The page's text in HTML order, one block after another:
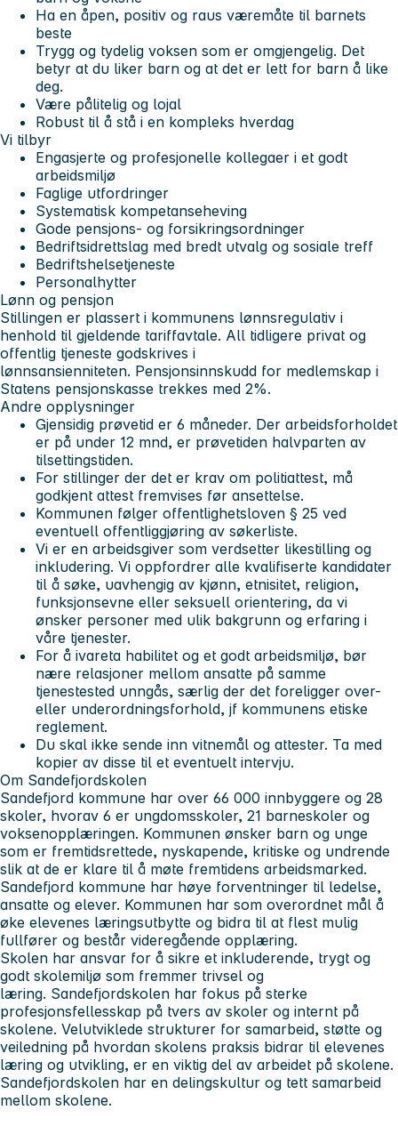
Ha en åpen, positiv og raus væremåte til barnets
beste
Trygg og tydelig voksen som er omgjengelig. Det
betyr at du liker barn og at det er lett for barn å like
deg.
Være pålitelig og lojal
Robust til å stå i en kompleks hverdag
Vi tilbyr
Engasjerte og profesjonelle kollegaer i et godt
arbeidsmiljø
Faglige utfordringer
Systematisk kompetanseheving
Gode pensjons- og forsikringsordninger
Bedriftsidrettslag med bredt utvalg og sosiale treff
Bedriftshelsetjeneste
Personalhytter
Lønn og pensjon
Stillingen er plassert i kommunens lønnsregulativ i
henhold til gjeldende tariffavtale. All tidligere privat og
offentlig tjeneste godskrives i
lønnsansienniteten. Pensjonsinnskudd for medlemskap i
Statens pensjonskasse trekkes med 2%.
Andre opplysninger
Gjensidig prøvetid er 6 måneder. Der arbeidsforholdet
er på under 12 mnd, er prøvetiden halvparten av
tilsettingstiden.
For stillinger der det er krav om politiattest, må
godkjent attest fremvises før ansettelse.
Kommunen følger offentlighetsloven § 25 ved
eventuell offentliggjøring av søkerliste.
Vi er en arbeidsgiver som verdsetter likestilling og
inkludering. Vi oppfordrer alle kvalifiserte kandidater
til å søke, uavhengig av kjønn, etnisitet, religion,
funksjonsevne eller seksuell orientering, da vi
ønsker personer med ulik bakgrunn og erfaring i
våre tjenester.
For å ivareta habilitet og et godt arbeidsmiljø, bør
nære relasjoner mellom ansatte på samme
tjenestested unngås, særlig der det foreligger over-
eller underordningsforhold, jf kommunens etiske
reglement.
Du skal ikke sende inn vitnemål og attester. Ta med
kopier av disse til et eventuelt intervju.
Om Sandefjordskolen
Sandefjord kommune har over 66 000 innbyggere og 28
skoler, hvorav 6 er ungdomsskoler, 21 barneskoler og
voksenopplæringen. Kommunen ønsker barn og unge
som er fremtidsrettede, nyskapende, kritiske og undrende
slik at de er klare til å møte fremtidens arbeidsmarked.
Sandefjord kommune har høye forventninger til ledelse,
ansatte og elever. Kommunen har som overordnet mål å
øke elevenes læringsutbytte og bidra til at flest mulig
fullfører og består videregående opplæring.
Skolen har ansvar for å sikre et inkluderende, trygt og
godt skolemiljø som fremmer trivsel og
læring. Sandefjordskolen har fokus på sterke
profesjonsfellesskap på tvers av skoler og internt på
skolene. Velutviklede strukturer for samarbeid, støtte og
veiledning på hvordan skolens praksis bidrar til elevenes
læring og utvikling, er en viktig del av arbeidet på skolene.
Sandefjordskolen har en delingskultur og tett samarbeid
mellom skolene.